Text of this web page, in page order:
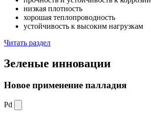
низкая плотность
хорошая теплопроводность
устойчивость к высоким нагрузкам
Читать раздел
Зеленые инновации
Новое применение палладия
Pd